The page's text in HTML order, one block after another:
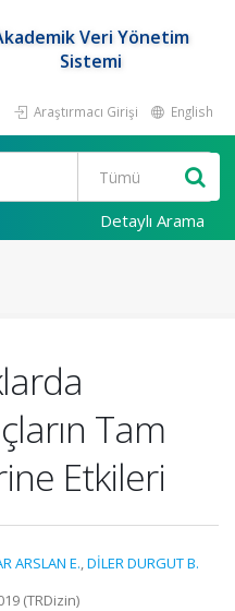
Veri Yönetim
Sistemi
Araştırmacı Girişi English
Detaylı Arama
Tam
Etkileri
ARSLAN E.,DİLER DURGUT B.
(TRDizin)